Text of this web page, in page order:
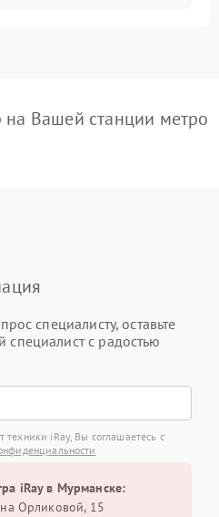
Вашей станции метро
специалисту, оставьте
с радостью
техники iRay, Вы соглашаетесь с
iRay в Мурманске:
Орликовой, 15